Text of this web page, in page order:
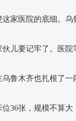
这家医院的底细。
儿要记牢了。医
鲁木齐也扎根了一
36张，规模不算